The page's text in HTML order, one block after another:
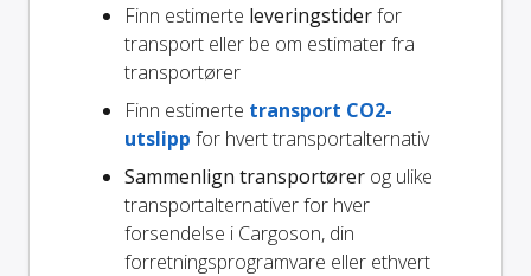
Finn estimerte leveringstiderfor
transport eller be om estimater fra
transportører
Finn estimerte transport CO2-
utslipp for hvert transportalternativ
Sammenlign transportører og ulike
transportalternativer for hver
forsendelse i Cargoson, din
forretningsprogramvare eller ethvert